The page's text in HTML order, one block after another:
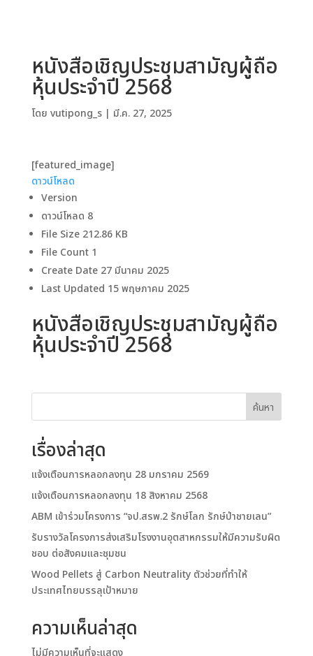
หนังสือเชิญประชุมสามัญผู้ถือ
หุ้นประจำปี 2568
โดย vutipong_s| มี.ค. 27, 2025
[featured_image]
ดาวน์โหลด
Version
ดาวน์โหลด 8
File Size 212.86 KB
File Count 1
Create Date 27 มีนาคม 2025
Last Updated 15 พฤษภาคม 2025
หนังสือเชิญประชุมสามัญผู้ถือ
หุ้นประจำปี 2568
ค้นหา
เรื่องล่าสุด
แจ้งเตือนการหลอกลงทุน 28 มกราคม 2569
แจ้งเตือนการหลอกลงทุน 18 สิงหาคม 2568
ABM เข้าร่วมโครงการ “จป.สรพ.2 รักษ์โลก รักษ์ป่าชายเลน”
รับรางวัลโครงการส่งเสริมโรงงานอุตสาหกรรมให้มีความรับผิด
ชอบ ต่อสังคมและชุมชน
Wood Pellets สู่ Carbon Neutrality ตัวช่วยที่ทำให้
ประเทศไทยบรรลุเป้าหมาย
ความเห็นล่าสุด
ไม่มีความเห็นที่จะแสดง